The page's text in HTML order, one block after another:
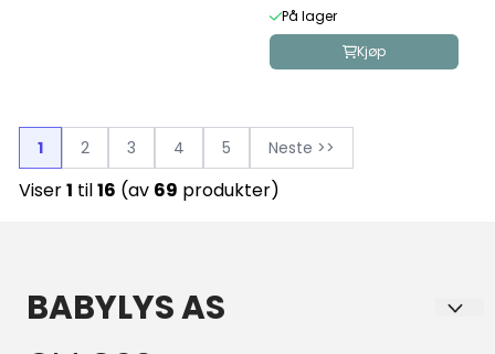
På lager
Kjøp
1 2 3 4 5 Neste >>
Viser1 til16 (av 69 produkter)
BABYLYS AS